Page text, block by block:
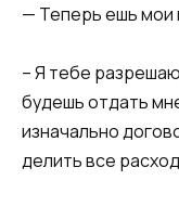
​— Теперь ешь мои
– Я тебе
будешь отдать
изначально
делить все